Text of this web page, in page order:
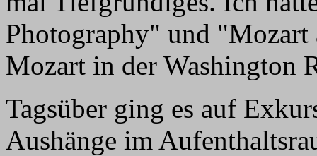
Photography" und "Mozart
Mozart in der Washington
Tagsüber ging es auf
Aushänge im